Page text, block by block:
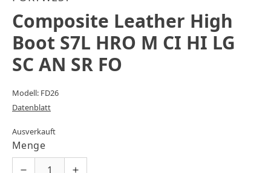
Composite Leather High
Boot S7L HRO M CI HI LG
SC AN SR FO
Modell: FD26
Datenblatt
Ausverkauft
Menge